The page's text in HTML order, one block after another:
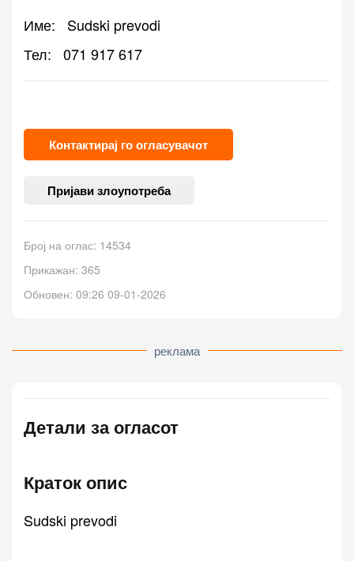
Име:
Sudski prevodi
Тел:
071 917 617
Контактирај го огласувачот
Пријави злоупотреба
Број на оглас: 14534
Прикажан: 365
Обновен: 09:26 09-01-2026
реклама
Детали за огласот
Краток опис
Sudski prevodi